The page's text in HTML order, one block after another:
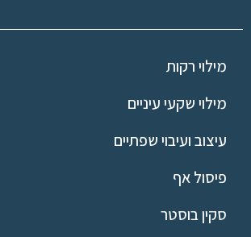
מילוי רקות
מילוי שקעי עיניים
עיצוב ועיבוי שפתיים
פיסול אף
סקין בוסטר